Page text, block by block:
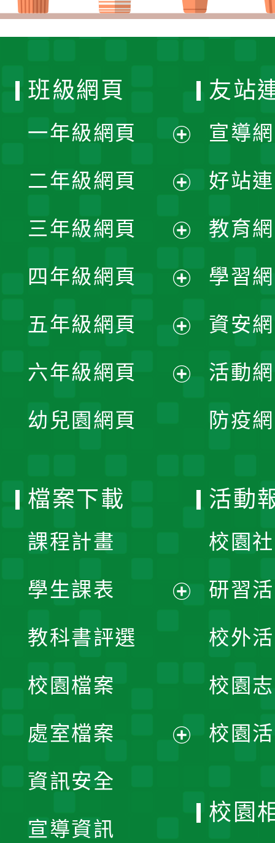
班級網頁
一年級網頁
開
選
單
二年級網頁
開
選
單
三年級網頁
開
選
單
四年級網頁
開
選
五年級網頁
開
六年級網頁
幼兒園網頁
友站
宣導
好站
教育
學習
資安
活動
防疫
檔案下載
課程計畫
學生課表
單
教科書評選
校園檔案
處室檔案
資訊安全
宣導資訊
活動
校園
研習
校外
校園
校園
校園